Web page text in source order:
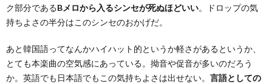
ク部分であるBメロから入るシンセが死ぬほどいい。ドロップの気
持ちよさの半分はこのシンセのおかげだ。
あと韓国語ってなんかハイハット的というか軽さがあるというか、
とても本楽曲の空気感にあっている。拗音や促音が多いのだろう
か。英語でも日本語でもこの気持ちよさは出せない。 言語としての